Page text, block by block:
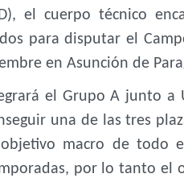
el cuerpo técnico
para disputar el
en Asunción de
el Grupo A junto a
una de las tres
macro de todo
por lo tanto el